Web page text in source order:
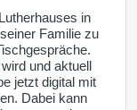
in
Familie zu
und aktuell
jetzt digital mit
Dabei kann